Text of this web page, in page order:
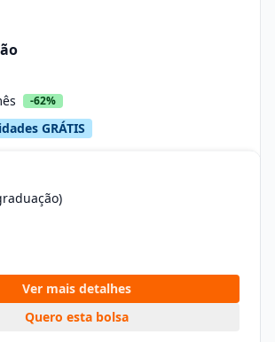
-62%
GRÁTIS
Ver mais detalhes
Quero esta bolsa